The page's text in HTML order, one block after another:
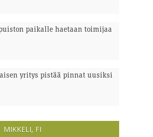
paikalle haetaan toimijaa
yritys pistää pinnat uusiksi
MIKKELI, FI